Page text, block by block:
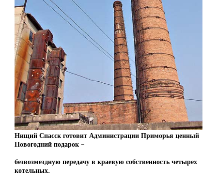
Нищий Спасск готовит Администрации Приморья ценный
Новогодний подарок –
безвозмездную передачу в краевую собственность четырех
котельных.